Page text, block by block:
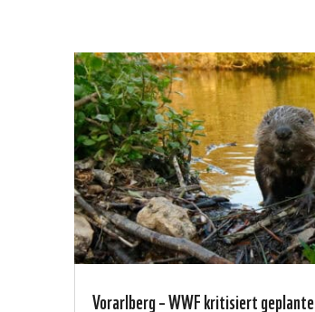
Vorarlberg – WWF kritisiert geplante